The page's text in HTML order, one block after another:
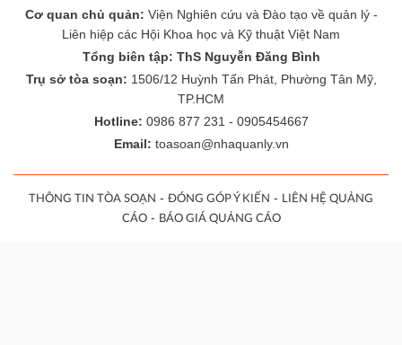
Cơ quan chủ quản: Viện Nghiên cứu và Đào tạo về quản lý -
Liên hiệp các Hội Khoa học và Kỹ thuật Việt Nam
Tổng biên tập: ThS Nguyễn Đăng Bình
Trụ sở tòa soạn: 1506/12 Huỳnh Tấn Phát, Phường Tân Mỹ,
TP.HCM
Hotline: 0986 877 231 - 0905454667
Email: toasoan@nhaquanly.vn
THÔNG TIN TÒA SOẠN - ĐÓNG GÓP Ý KIẾN - LIÊN HỆ QUẢNG
CÁO- BÁO GIÁ QUẢNG CÁO